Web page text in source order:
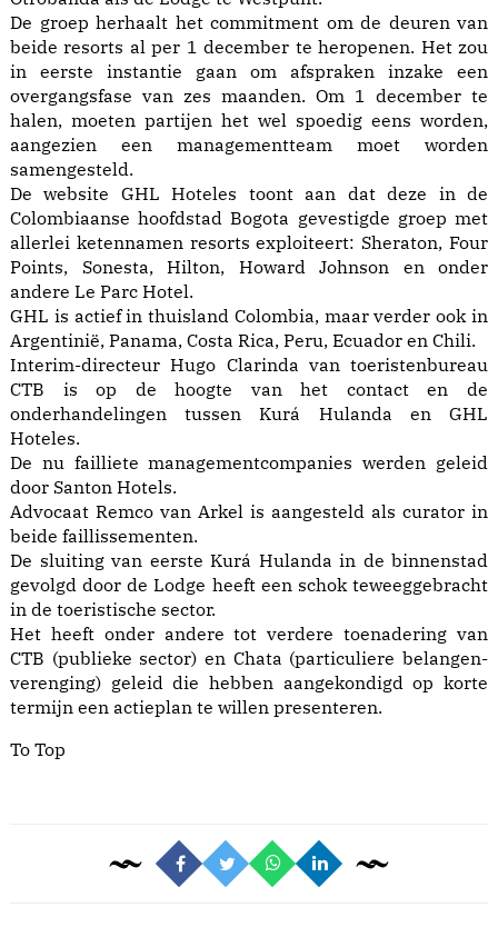
De groep herhaalt het commitment om de deuren van
beide resorts al per 1 december te heropenen. Het zou
in eerste instantie gaan om afspraken inzake een
overgangsfase van zes maanden. Om 1 december te
halen, moeten partijen het wel spoedig eens worden,
aangezien een managementteam moet worden
samengesteld.
De website GHL Hoteles toont aan dat deze in de
Colombiaanse hoofdstad Bogota gevestigde groep met
allerlei ketennamen resorts exploiteert: Sheraton, Four
Points, Sonesta, Hilton, Howard Johnson en onder
andere Le Parc Hotel.
GHL is actief in thuisland Colombia, maar verder ook in
Argentinië, Panama, Costa Rica, Peru, Ecuador en Chili.
Interim-directeur Hugo Clarinda van toeristenbureau
CTB is op de hoogte van het contact en de
onderhandelingen tussen Kurá Hulanda en GHL
Hoteles.
De nu failliete managementcompanies werden geleid
door Santon Hotels.
Advocaat Remco van Arkel is aangesteld als curator in
beide faillissementen.
De sluiting van eerste Kurá Hulanda in de binnenstad
gevolgd door de Lodge heeft een schok teweeggebracht
in de toeristische sector.
Het heeft onder andere tot verdere toenadering van
CTB (publieke sector) en Chata (particuliere belangen-
verenging) geleid die hebben aangekondigd op korte
termijn een actieplan te willen presenteren.
To Top